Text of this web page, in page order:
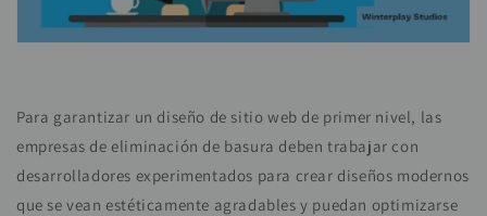
Para garantizar un diseño de sitio web de primer nivel, las
empresas de eliminación de basura deben trabajar con
desarrolladores experimentados para crear diseños modernos
que se vean estéticamente agradables y puedan optimizarse